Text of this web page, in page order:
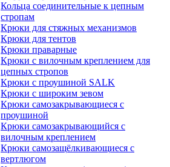
Кольца соединительные к цепным
стропам
Крюки для стяжных механизмов
Крюки для тентов
Крюки праварные
Крюки с вилочным креплением для
цепных стропов
Крюки с проушиной SALK
Крюки с широким зевом
Крюки самозакрывающиеся с
проушиной
Крюки самозакрывающийся с
вилочным креплением
Крюки самозащёлкивающиеся с
вертлюгом